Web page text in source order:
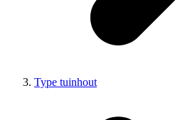
Type tuinhout